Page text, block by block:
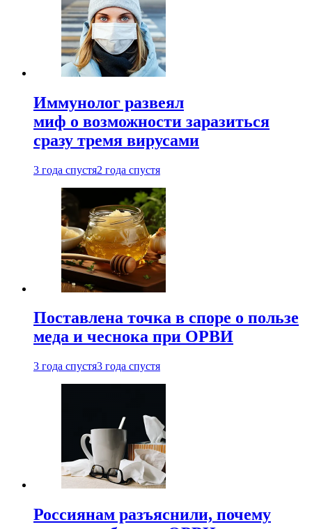
Иммунолог развеял
миф о возможности заразиться
сразу тремя вирусами
3 года спустя2 года спустя
Поставлена точка в споре о пользе
меда и чеснока при ОРВИ
3 года спустя3 года спустя
Россиянам разъяснили, почему